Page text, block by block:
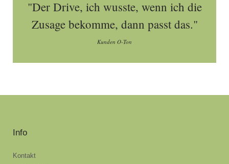
"Der Drive, ich wusste, wenn ich die
Zusage bekomme, dann passt das."
Kunden O-Ton
Info
Kontakt